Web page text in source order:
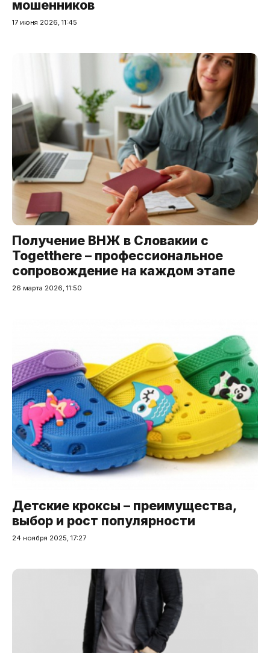
мошенников
17 июня 2026, 11:45
Получение ВНЖ в Словакии с
Togetthere – профессиональное
сопровождение на каждом этапе
26 марта 2026, 11:50
Детские кроксы – преимущества,
выбор и рост популярности
24 ноября 2025, 17:27